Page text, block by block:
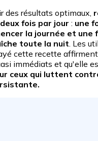
des résultats optimaux,
fois par jour : une
la journée et une
toute la nuit . Les
cette recette
immédiats et qu'elle
ceux qui luttent